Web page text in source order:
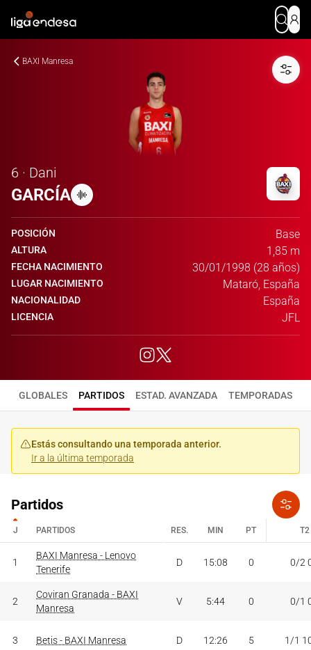
BAXI Manresa
6 · Dani
GARCÍA
POSICIÓN Base
ALTURA 1,85 m
FECHA NACIMIENTO 30/01/1998 (28 años)
LUGAR NACIMIENTO Mataró, España
NACIONALIDAD España
LICENCIA JFL
GLOBALES PARTIDOS ESTAD. AVANZADA TEMPORADAS
Estás consultando una temporada anterior.
Ir a la última temporada
Partidos
J PARTIDOS RES. MIN PT T2
PARTIDOS
1
BAXI Manresa - Lenovo
Tenerife
D 15:08 0 0/2
2
Coviran Granada - BAXI
Manresa
V 5:44 0 0/1
3 Betis - BAXI Manresa D 12:26 5 1/1